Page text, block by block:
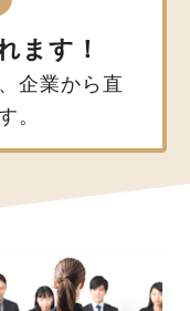
ます！
企業から直
。